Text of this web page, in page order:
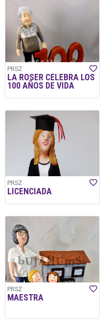
PRSZ
LA ROSER CELEBRA LOS
100 AÑOS DE VIDA
PRSZ
LICENCIADA
PRSZ
MAESTRA